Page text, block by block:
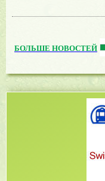
БОЛЬШЕ НОВОСТЕЙ